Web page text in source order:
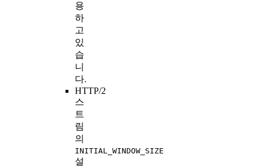
용
하
고
있
습
니
다.
HTTP/2
스
트
림
의
INITIAL_WINDOW_SIZE
설